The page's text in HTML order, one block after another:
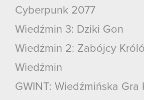
Cyberpunk 2077
Wiedźmin 3: Dziki Gon
Wiedźmin 2: Zabójcy
Wiedźmin
GWINT: Wiedźmińska Gra